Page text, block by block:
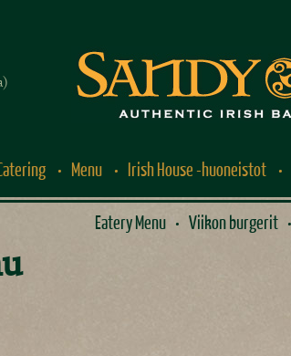
Menu Irish House -huoneistot
Eatery Menu Viikon burgerit